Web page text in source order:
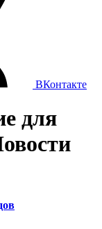
ВКонтакте
для